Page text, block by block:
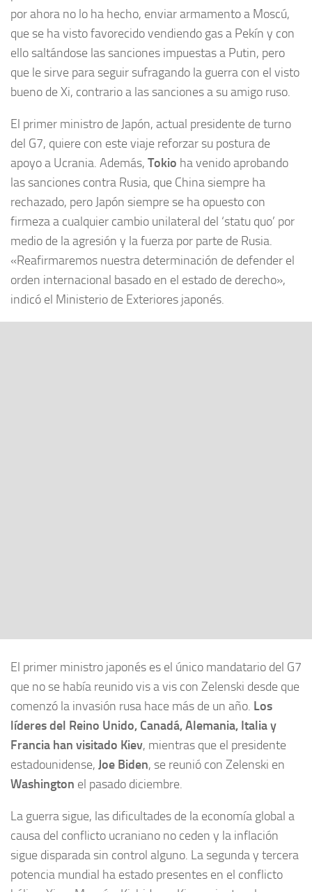
por ahora no lo ha hecho, enviar armamento a Moscú,
que se ha visto favorecido vendiendo gas a Pekín y con
ello saltándose las sanciones impuestas a Putin, pero
que le sirve para seguir sufragando la guerra con el visto
bueno de Xi, contrario a las sanciones a su amigo ruso.
El primer ministro de Japón, actual presidente de turno
del G7, quiere con este viaje reforzar su postura de
apoyo a Ucrania. Además, Tokio ha venido aprobando
las sanciones contra Rusia, que China siempre ha
rechazado, pero Japón siempre se ha opuesto con
firmeza a cualquier cambio unilateral del ‘statu quo’ por
medio de la agresión y la fuerza por parte de Rusia.
«Reafirmaremos nuestra determinación de defender el
orden internacional basado en el estado de derecho»,
indicó el Ministerio de Exteriores japonés.
El primer ministro japonés es el único mandatario del G7
que no se había reunido vis a vis con Zelenski desde que
comenzó la invasión rusa hace más de un año. Los
líderes del Reino Unido, Canadá, Alemania, Italia y
Francia han visitado Kiev, mientras que el presidente
estadounidense, Joe Biden, se reunió con Zelenski en
Washington el pasado diciembre.
La guerra sigue, las dificultades de la economía global a
causa del conflicto ucraniano no ceden y la inflación
sigue disparada sin control alguno. La segunda y tercera
potencia mundial ha estado presentes en el conflicto